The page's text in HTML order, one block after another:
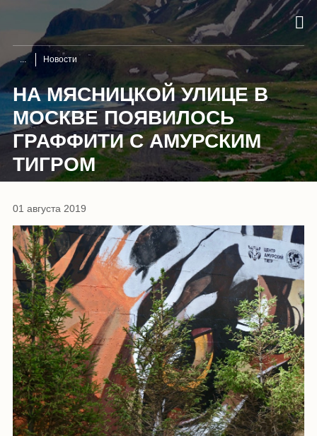
Новости
НА МЯСНИЦКОЙ УЛИЦЕ В
МОСКВЕ ПОЯВИЛОСЬ
ГРАФФИТИ С АМУРСКИМ
ТИГРОМ
01 августа 2019